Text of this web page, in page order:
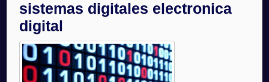
sistemas digitales electronica
digital